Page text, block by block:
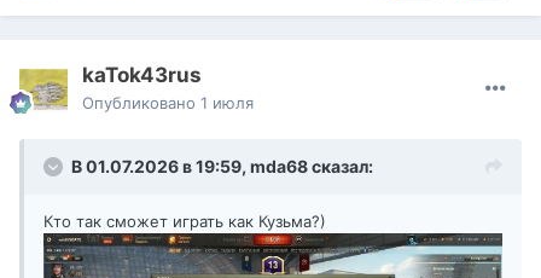
kaTok43rus
Опубликовано 1 июля
В 01.07.2026 в 19:59, mda68сказал:
Кто так сможет играть как Кузьма?)